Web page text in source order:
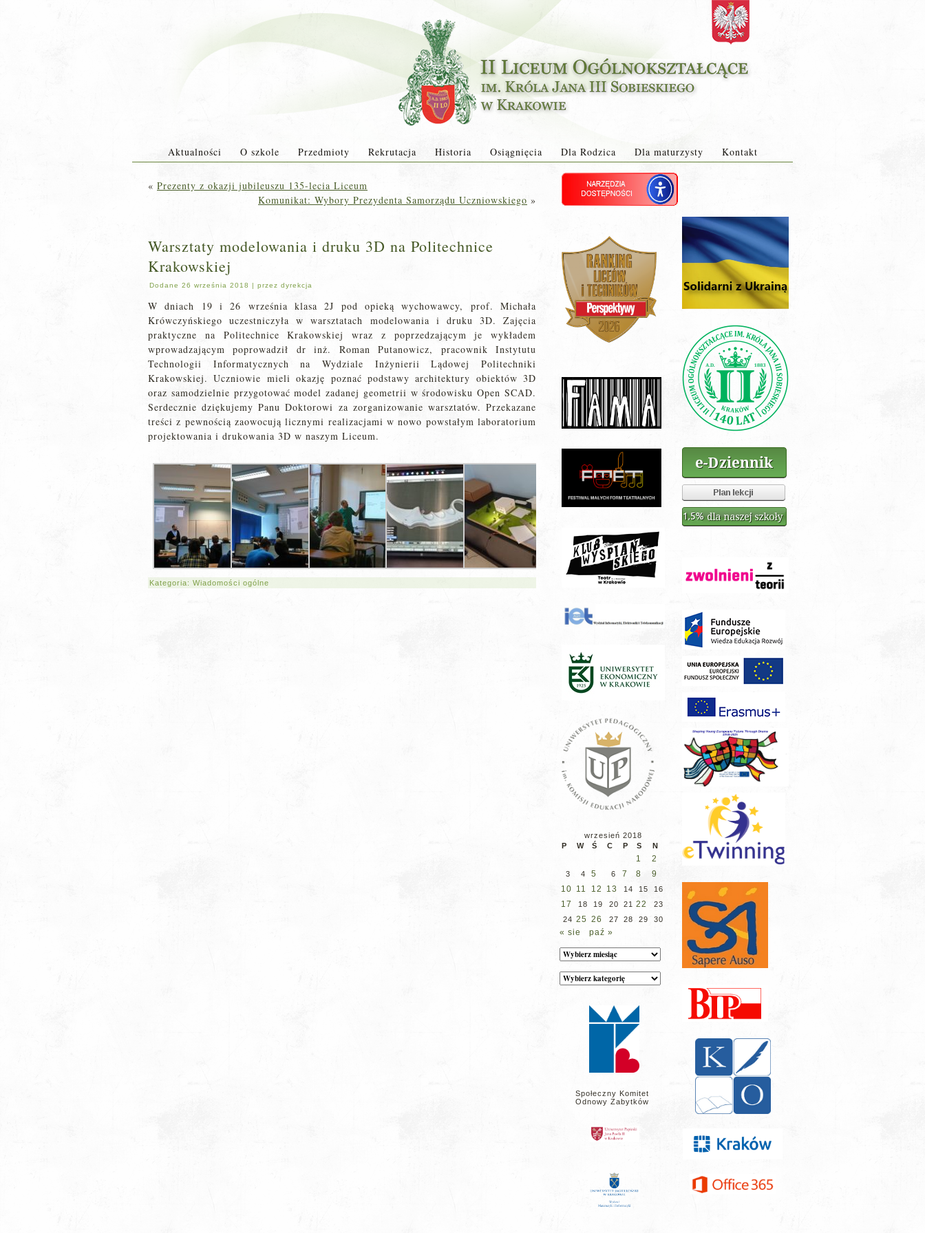
Aktualności O szkole Przedmioty Rekrutacja Historia Osiągnięcia Dla Rodzica Dla maturzysty Kontakt
« Prezenty z okazji jubileuszu 135-lecia Liceum
Komunikat: Wybory Prezydenta Samorządu Uczniowskiego »
Warsztaty modelowania i druku 3D na Politechnice
Krakowskiej
Dodane 26 września 2018 | przez dyrekcja
W dniach 19 i 26 września klasa 2J pod opieką wychowawcy, prof. Michała
Krówczyńskiego uczestniczyła w warsztatach modelowania i druku 3D. Zajęcia
praktyczne na Politechnice Krakowskiej wraz z poprzedzającym je wykładem
wprowadzającym poprowadził dr inż. Roman Putanowicz, pracownik Instytutu
Technologii Informatycznych na Wydziale Inżynierii Lądowej Politechniki
Krakowskiej. Uczniowie mieli okazję poznać podstawy architektury obiektów 3D
oraz samodzielnie przygotować model zadanej geometrii w środowisku Open SCAD.
Serdecznie dziękujemy Panu Doktorowi za zorganizowanie warsztatów. Przekazane
treści z pewnością zaowocują licznymi realizacjami w nowo powstałym laboratorium
projektowania i drukowania 3D w naszym Liceum.
Kategoria: Wiadomości ogólne
wrzesień 2018
P
W Ś C P S N
1 2
3 4 5 6 7 8
9
10 11 12 13 14 15 16
17 18 19 20 21 22
23
24 25 26 27 28 29 30
« sie paź »
Archiwum
Kategorie
wpisów
Społeczny Komitet
Odnowy Zabytków